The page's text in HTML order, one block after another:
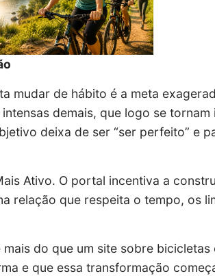
mudar de hábito é a meta
demais, que logo se tornam
deixa de ser “ser perfeito” e
Ativo. O portal incentiva a
relação que respeita o tempo, os
do que um site sobre bicicletas
e que essa transformação